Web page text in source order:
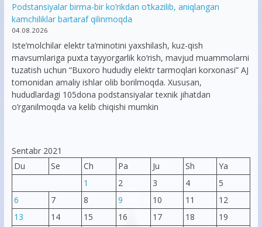
Podstansiyalar birma-bir ko’rikdan o’tkazilib, aniqlangan
kamchiliklar bartaraf qilinmoqda
04.08.2026
Iste’molchilar elektr ta’minotini yaxshilash, kuz-qish
mavsumlariga puxta tayyorgarlik ko‘rish, mavjud muammolarni
tuzatish uchun “Buxoro hududiy elektr tarmoqlari korxonasi” AJ
tomonidan amaliy ishlar olib borilmoqda. Xususan,
hududlardagi 105dona podstansiyalar texnik jihatdan
o’rganilmoqda va kelib chiqishi mumkin
Sentabr 2021
Du
Se Ch Pa Ju Sh
Ya
1
2 3 4
5
6
7 8 9 10 11
12
13
14 15 16 17 18
19